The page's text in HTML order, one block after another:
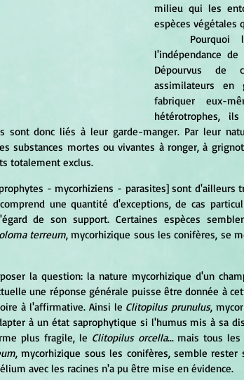
milieu qui les
espèces végétales
l'indépendance
Dépourvus de
assimilateurs en
fabriquer eux-
hétérotrophes,
sont donc liés à leur garde-manger. Par leur
substances mortes ou vivantes à ronger, à
totalement exclus.
une quantité d'exceptions, de cas
de son support. Certaines espèces
terreum, mycorhizique sous les conifères, se
une réponse générale puisse être donnée à
à l'affirmative. Ainsi le Clitopilus prunulus,
à un état saprophytique si l'humus mis à sa
plus fragile, le Clitopilus orcella... mais tous les
, mycorhizique sous les conifères, semble
avec les racines n'a pu être mise en évidence.